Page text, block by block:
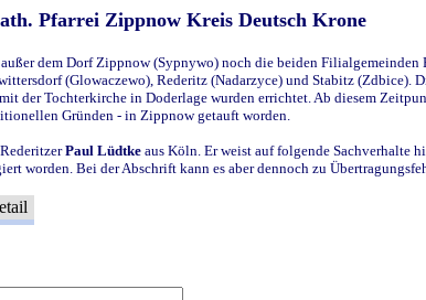
Pfarrei Zippnow Kreis Deutsch Krone
dem Dorf Zippnow (Sypnywo) noch die beiden
(Glowaczewo), Rederitz (Nadarzyce) und Stabitz
der Tochterkirche in Doderlage wurden errichtet. Ab diesem
Gründen - in Zippnow getauft worden.
Paul Lüdtke aus Köln. Er weist auf folgende Sachverhalte
worden. Bei der Abschrift kann es aber dennoch zu